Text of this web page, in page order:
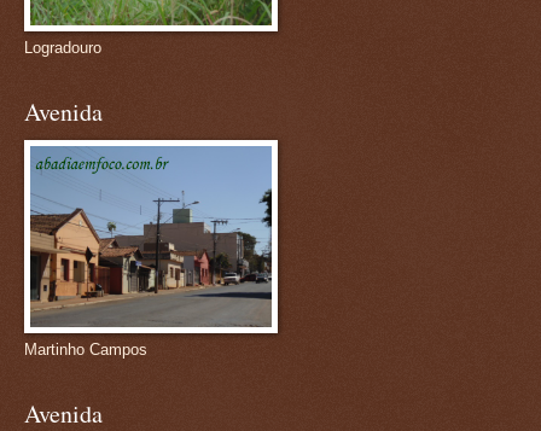
Logradouro
Avenida
Martinho Campos
Avenida